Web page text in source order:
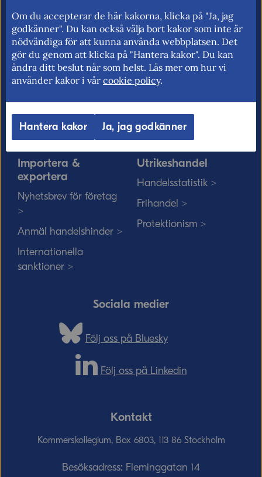
Kommerskollegium
Jobba hos oss >
Sök medarbetare >
Vårt uppdrag på
minoritetsspråk och
teckenspråk >
EU-rätten
Utan personnummer i
Sverige >
Solvit löser problem i EU
Myndigheter, kommuner
och EU-rätten >
Importera &
exportera
Nyhetsbrev för företag
>
Anmäl handelshinder >
Internationella
sanktioner >
Utrikeshandel
Handelsstatistik >
Frihandel >
Protektionism >
Sociala medier
Följ oss på Bluesky
Följ oss på Linkedin
Kontakt
Kommerskollegium, Box 6803, 113 86 Stockholm
Besöksadress: Fleminggatan 14
Om du accepterar de här kakorna, klicka på "Ja, jag
godkänner". Du kan också välja bort kakor som inte är
nödvändiga för att kunna använda webbplatsen. Det
gör du genom att klicka på "Hantera kakor". Du kan
ändra ditt beslut när som helst. Läs mer om hur vi
använder kakor i vår cookie policy.
Hantera kakor Ja, jag godkänner